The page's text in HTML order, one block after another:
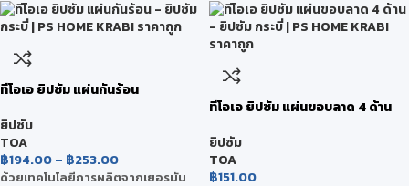
ทีโอเอ ยิปซัม แผ่นกันร้อน
ยิปซัม
TOA
฿194.00– ฿253.00
ด้วยเทคโนโลยีการผลิตจากเยอรมัน
ทีโอเอ ยิปซัม แผ่นขอบลาด 4 ด้าน
ยิปซัม
TOA
฿151.00